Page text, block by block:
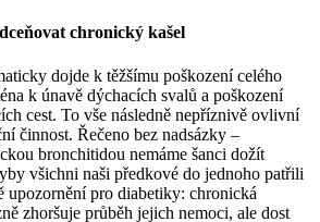
chronický kašel
dojde k těžšímu poškození celého
k únavě dýchacích svalů a poškození
cest. To vše následně nepříznivě ovlivní
činnost. Řečeno bez nadsázky –
bronchitidou nemáme šanci dožít
všichni naši předkové do jednoho patřili
upozornění pro diabetiky: chronická
zhoršuje průběh jejich nemoci, ale dost